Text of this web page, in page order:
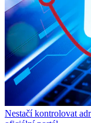
Nestačí kontrolovat